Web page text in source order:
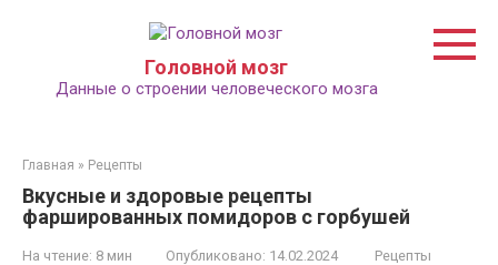
Головной мозг
Данные о строении человеческого мозга
Главная » Рецепты
Вкусные и здоровые рецепты
фаршированных помидоров с горбушей
На чтение: 8 мин Опубликовано: 14.02.2024 Рецепты